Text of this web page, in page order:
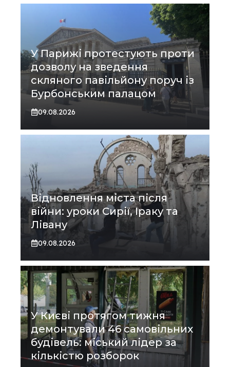
У Парижі протестують проти
дозволу на зведення
скляного павільйону поруч із
Бурбонським палацом
09.08.2026
Відновлення міста після
війни: уроки Сирії, Іраку та
Лівану
09.08.2026
У Києві протягом тижня
демонтували 46 самовільних
будівель: міський лідер за
кількістю розборок